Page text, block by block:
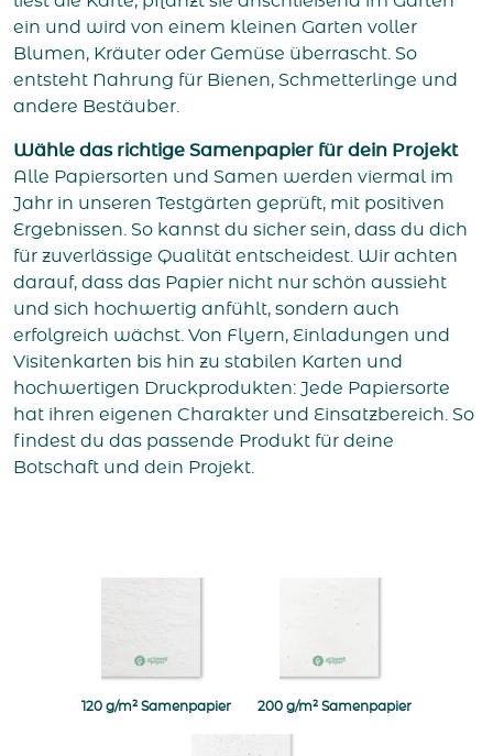
ein und wird von einem kleinen Garten voller
Blumen, Kräuter oder Gemüse überrascht. So
entsteht Nahrung für Bienen, Schmetterlinge und
andere Bestäuber.
Wähle das richtige Samenpapier für dein Projekt
Alle Papiersorten und Samen werden viermal im
Jahr in unseren Testgärten geprüft, mit positiven
Ergebnissen. So kannst du sicher sein, dass du dich
für zuverlässige Qualität entscheidest. Wir achten
darauf, dass das Papier nicht nur schön aussieht
und sich hochwertig anfühlt, sondern auch
erfolgreich wächst. Von Flyern, Einladungen und
Visitenkarten bis hin zu stabilen Karten und
hochwertigen Druckprodukten: Jede Papiersorte
hat ihren eigenen Charakter und Einsatzbereich. So
findest du das passende Produkt für deine
Botschaft und dein Projekt.
120 g/m² Samenpapier 200 g/m² Samenpapier